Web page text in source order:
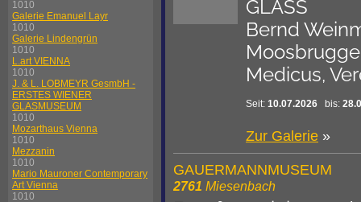
1010
Galerie Emanuel Layr
1010
Galerie Lindengrün
1010
L.art VIENNA
1010
J. & L. LOBMEYR GesmbH -
ERSTES WIENER
GLASMUSEUM
1010
Mozarthaus Vienna
1010
Mezzanin
1010
Mario Mauroner Contemporary
Art Vienna
1010
GLASS
Bernd
Medicus,
Seit: 10.07.2026 bis:
Zur Galerie »
GAUERMANNMUSEUM
2761 Miesenbach